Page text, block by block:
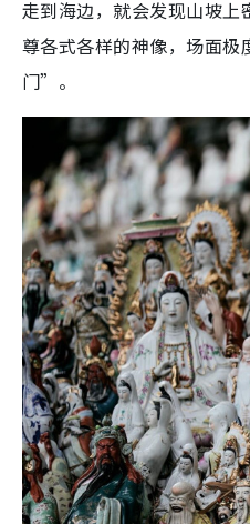
走到海边，就会发现山坡
尊各式各样的神像，场面
门”。